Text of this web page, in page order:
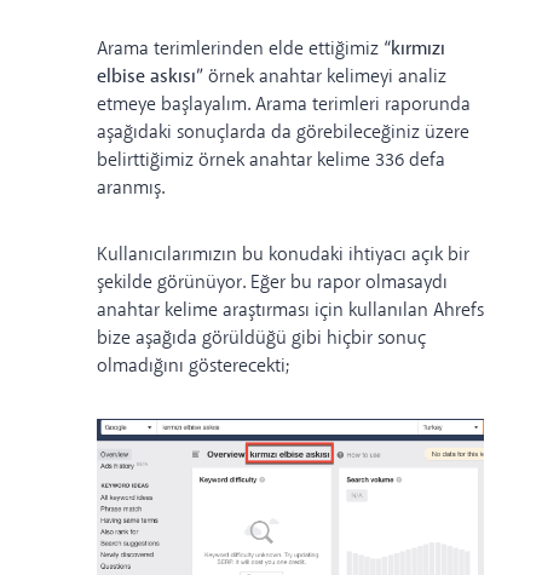
Arama terimlerinden elde ettiğimiz “kırmızı
elbise askısı”örnek anahtar kelimeyi analiz
etmeye başlayalım. Arama terimleri raporunda
aşağıdaki sonuçlarda da görebileceğiniz üzere
belirttiğimiz örnek anahtar kelime 336 defa
aranmış.
Kullanıcılarımızın bu konudaki ihtiyacı açık bir
şekilde görünüyor. Eğer bu rapor olmasaydı
anahtar kelime araştırması için kullanılan Ahrefs
bize aşağıda görüldüğü gibi hiçbir sonuç
olmadığını gösterecekti;